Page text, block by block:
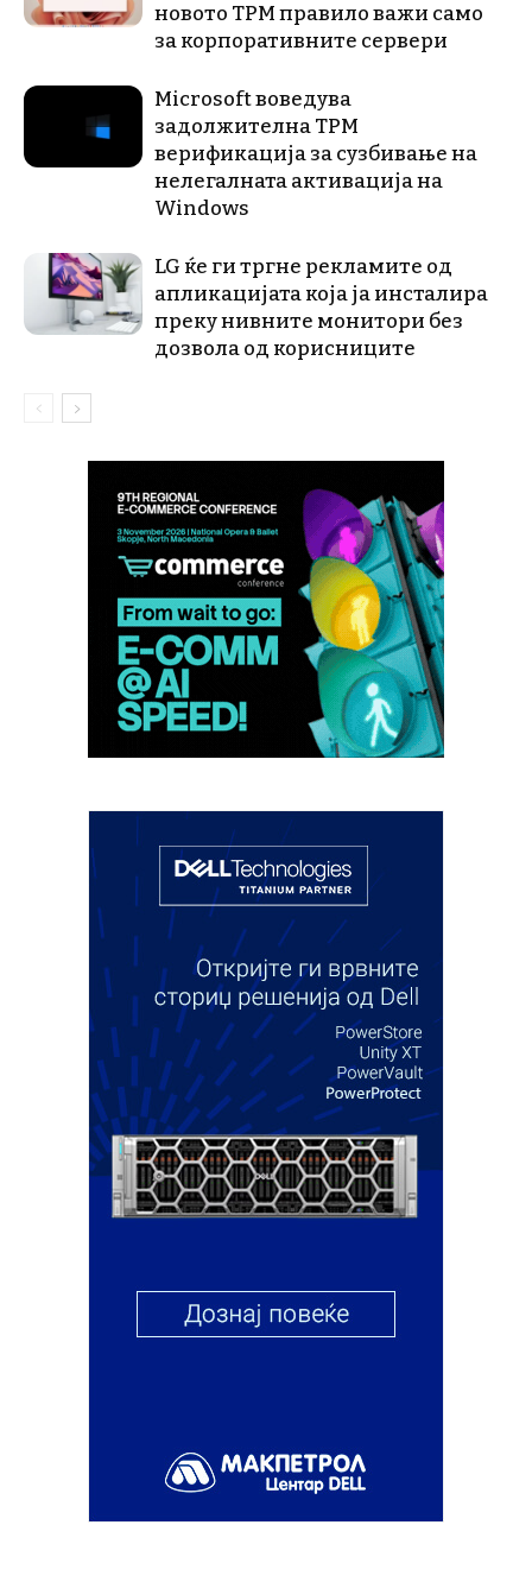
новото TPM правило важи само
за корпоративните сервери
Microsoft воведува
задолжителна TPM
верификација за сузбивање на
нелегалната активација на
Windows
LG ќе ги тргне рекламите од
апликацијата која ја инсталира
преку нивните монитори без
дозвола од корисниците